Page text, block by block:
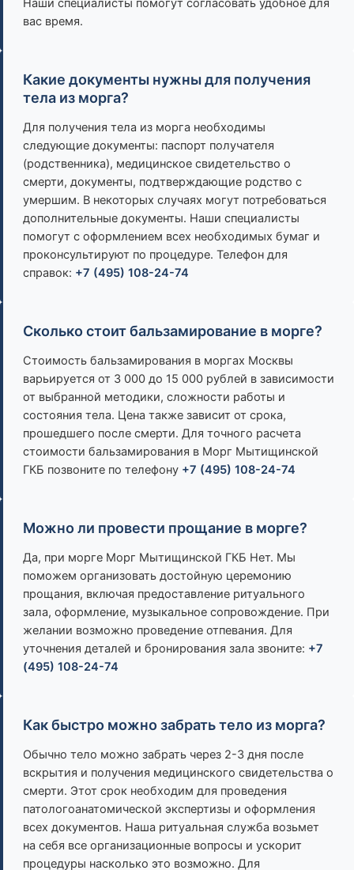
Наши специалисты помогут согласовать удобное для
вас время.
Какие документы нужны для получения
тела из морга?
Для получения тела из морга необходимы
следующие документы: паспорт получателя
(родственника), медицинское свидетельство о
смерти, документы, подтверждающие родство с
умершим. В некоторых случаях могут потребоваться
дополнительные документы. Наши специалисты
помогут с оформлением всех необходимых бумаг и
проконсультируют по процедуре. Телефон для
справок: +7 (495) 108-24-74
Сколько стоит бальзамирование в морге?
Стоимость бальзамирования в моргах Москвы
варьируется от 3 000 до 15 000 рублей в зависимости
от выбранной методики, сложности работы и
состояния тела. Цена также зависит от срока,
прошедшего после смерти. Для точного расчета
стоимости бальзамирования в Морг Мытищинской
ГКБ позвоните по телефону +7 (495) 108-24-74
Можно ли провести прощание в морге?
Да, при морге Морг Мытищинской ГКБ Нет. Мы
поможем организовать достойную церемонию
прощания, включая предоставление ритуального
зала, оформление, музыкальное сопровождение. При
желании возможно проведение отпевания. Для
уточнения деталей и бронирования зала звоните: +7
(495) 108-24-74
Как быстро можно забрать тело из морга?
Обычно тело можно забрать через 2-3 дня после
вскрытия и получения медицинского свидетельства о
смерти. Этот срок необходим для проведения
патологоанатомической экспертизы и оформления
всех документов. Наша ритуальная служба возьмет
на себя все организационные вопросы и ускорит
процедуры насколько это возможно. Для